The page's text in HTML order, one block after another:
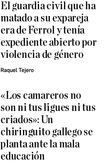
El guardia civil que ha
matado a su expareja
era de Ferrol y tenía
expediente abierto por
violencia de género
Raquel Tejero
«Los camareros no
son ni tus ligues ni tus
criados»: Un
chiringuito gallego se
planta ante la mala
educación